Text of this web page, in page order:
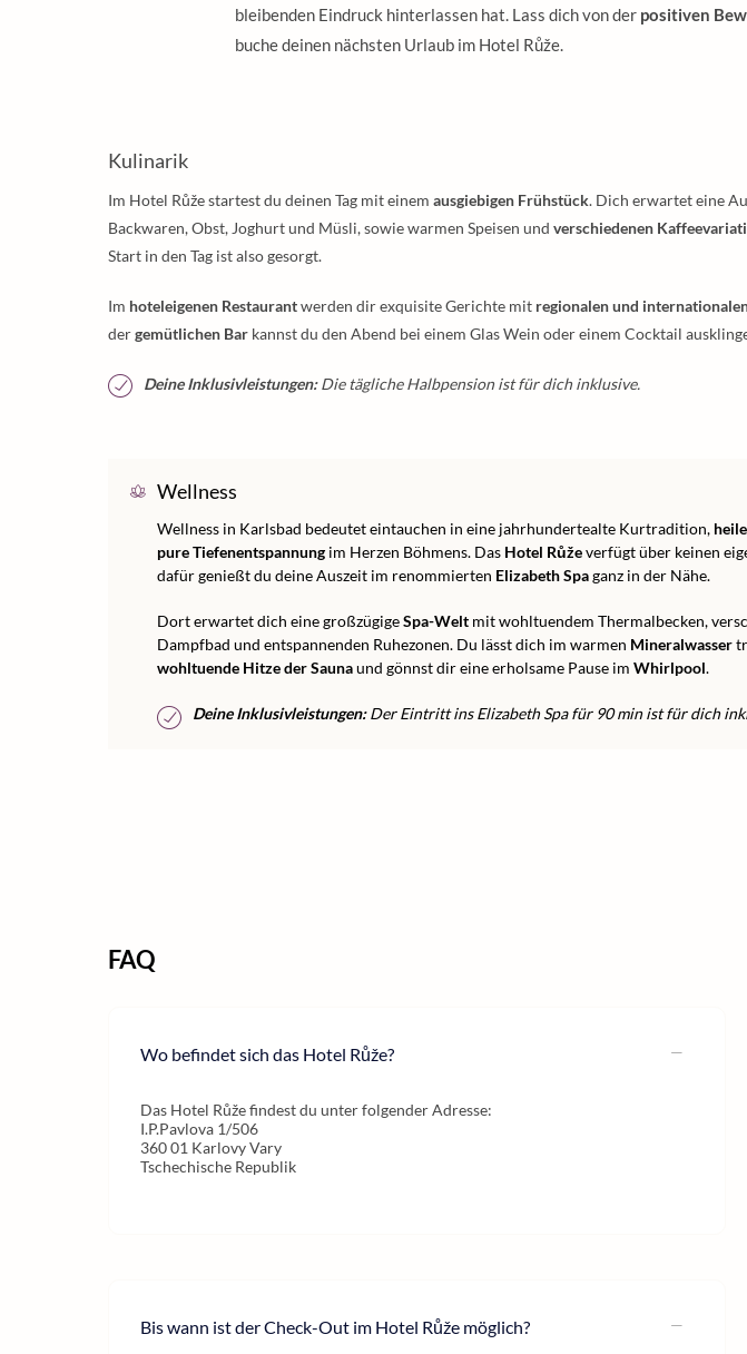
bleibenden Eindruck hinterlassen hat. Lass dich von der positiven
buche deinen nächsten Urlaub im Hotel Růže.
Kulinarik
Im Hotel Růže startest du deinen Tag mit einem ausgiebigen Frühstück. Dich erwartet eine
Backwaren, Obst, Joghurt und Müsli, sowie warmen Speisen und verschiedenen
Start in den Tag ist also gesorgt.
Im hoteleigenen Restaurantwerden dir exquisite Gerichte mit regionalen und
dergemütlichen Bar kannst du den Abend bei einem Glas Wein oder einem Cocktail
Deine Inklusivleistungen:Die tägliche Halbpension ist für dich inklusive.
Wellness
Wellness in Karlsbad bedeutet eintauchen in eine jahrhundertealte Kurtradition,
pure Tiefenentspannung im Herzen Böhmens. Das Hotel Růževerfügt über keinen
dafür genießt du deine Auszeit im renommierten Elizabeth Spaganz in der Nähe.
Dort erwartet dich eine großzügigeSpa-Welt mit wohltuendem Thermalbecken,
Dampfbad und entspannenden Ruhezonen. Du lässt dich im warmen Mineralwasser
wohltuende Hitze der Saunaund gönnst dir eine erholsame Pause im Whirlpool.
Deine Inklusivleistungen:Der Eintritt ins Elizabeth Spa für 90 min ist für dich
FAQ
Wo befindet sich das Hotel Růže?
Das Hotel Růže findest du unter folgender Adresse:
I.P.Pavlova 1/506
360 01 Karlovy Vary
Tschechische Republik
Bis wann ist der Check-Out im Hotel Růže möglich?